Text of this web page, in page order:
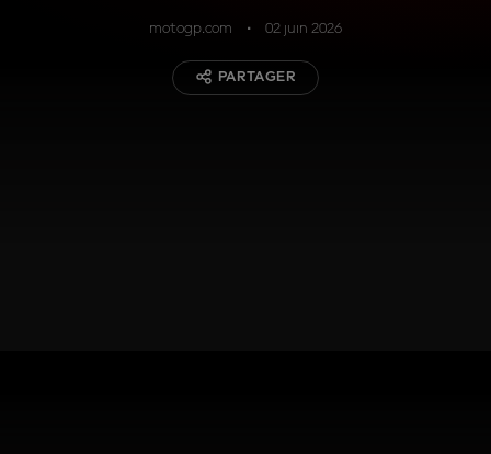
motogp.com 02 juin 2026
PARTAGER